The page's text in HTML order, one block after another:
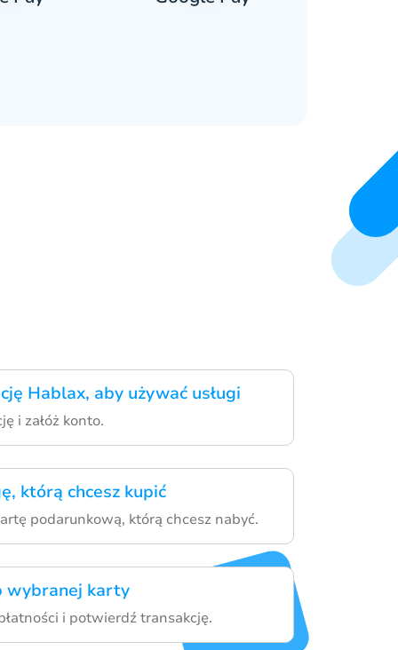
Hablax, aby używać usługi
i załóż konto.
którą chcesz kupić
podarunkową, którą chcesz nabyć.
wybranej karty
i potwierdź transakcję.